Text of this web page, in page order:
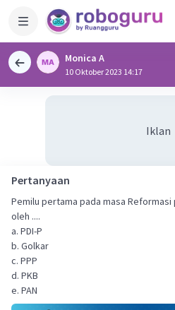
Monica A
10 Oktober 2023 14:17
Iklan
Pertanyaan
Pemilu pertama pada masa Reformasi
oleh ....
a. PDI-P
b. Golkar
c. PPP
d. PKB
e. PAN